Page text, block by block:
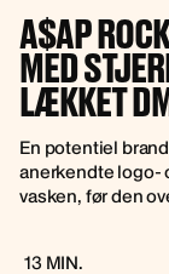
A$AP
MED
LÆKKET DM
En potentiel
anerkendte logo-
vasken, før den
13 MIN.